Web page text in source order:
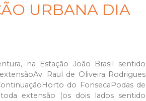
URBANA DIA
na Estação João Brasil sentido
Raul de Oliveira Rodrigues
do FonsecaPodas de
extensão (os dois lados sentido